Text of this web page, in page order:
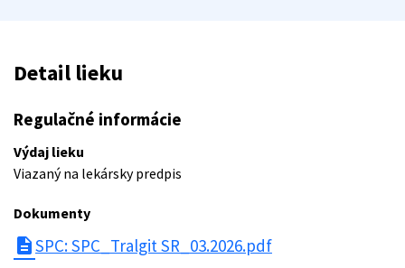
Detail lieku
Regulačné informácie
Výdaj lieku
Viazaný na lekársky predpis
Dokumenty
descriptionSPC: SPC_Tralgit SR_03.2026.pdf